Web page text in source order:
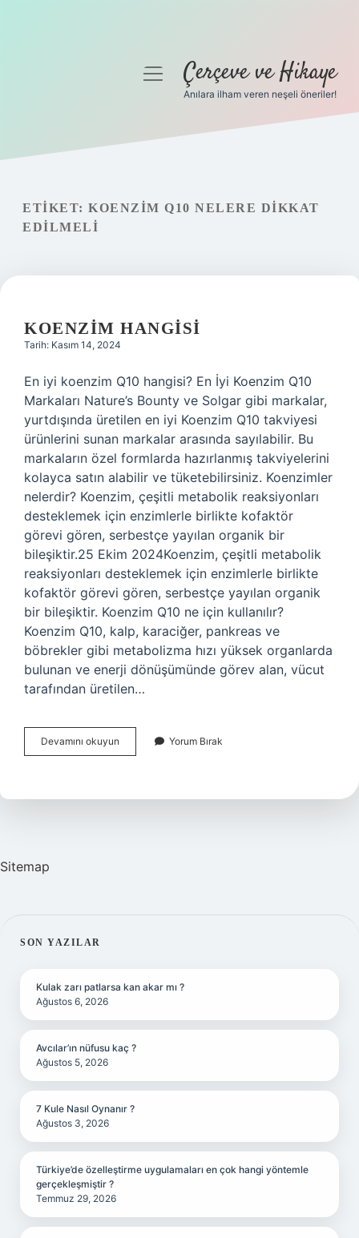
Gizlilik Politikası
Hakkımızda
menüyüÇerçeve ve Hikaye
Anılara ilham veren neşeli öneriler!
ETIKET: KOENZIM Q10 NELERE DIKKAT
EDILMELI
KOENZIM HANGISI
Tarih: Kasım 14, 2024
En iyi koenzim Q10 hangisi? En İyi Koenzim Q10
Markaları Nature’s Bounty ve Solgar gibi markalar,
yurtdışında üretilen en iyi Koenzim Q10 takviyesi
ürünlerini sunan markalar arasında sayılabilir. Bu
markaların özel formlarda hazırlanmış takviyelerini
kolayca satın alabilir ve tüketebilirsiniz. Koenzimler
nelerdir? Koenzim, çeşitli metabolik reaksiyonları
desteklemek için enzimlerle birlikte kofaktör
görevi gören, serbestçe yayılan organik bir
bileşiktir.25 Ekim 2024Koenzim, çeşitli metabolik
reaksiyonları desteklemek için enzimlerle birlikte
kofaktör görevi gören, serbestçe yayılan organik
bir bileşiktir. Koenzim Q10 ne için kullanılır?
Koenzim Q10, kalp, karaciğer, pankreas ve
böbrekler gibi metabolizma hızı yüksek organlarda
bulunan ve enerji dönüşümünde görev alan, vücut
tarafından üretilen…
Devamını okuyun Koenzim
Hangisi
Yorum Bırak
Sitemap
SIDEBAR
SON YAZILAR
Kulak zarı patlarsa kan akar mı ?
Ağustos 6, 2026
Avcılar’ın nüfusu kaç ?
Ağustos 5, 2026
7 Kule Nasıl Oynanır ?
Ağustos 3, 2026
Türkiye’de özelleştirme uygulamaları en çok hangi yöntemle
gerçekleşmiştir ?
Temmuz 29, 2026